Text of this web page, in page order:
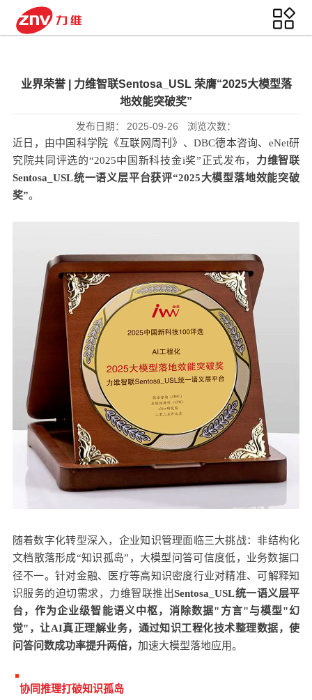
业界荣誉 | 力维智联Sentosa_USL 荣膺“2025大模型落
地效能突破奖”
发布日期： 2025-09-26
浏览次数：
近日，由中国科学院《互联网周刊》、DBC德本咨询、eNet研
究院共同评选的“2025中国新科技金i奖”正式发布， 力维智联
Sentosa_USL统一语义层平台获评“2025大模型落地效能突破
奖”。
随着数字化转型深入，企业知识管理面临三大挑战：非结构化
文档散落形成“知识孤岛”，大模型问答可信度低，业务数据口
径不一。针对金融、医疗等高知识密度行业对精准、可解释知
识服务的迫切需求， 力维智联推出Sentosa_USL统一语义层平
台，作为企业级智能语义中枢，消除数据"方言"与模型"幻
觉"，让AI真正理解业务，通过知识工程化技术整理数据，使
问答问数成功率提升两倍， 加速大模型落地应用。
协同推理打破知识孤岛